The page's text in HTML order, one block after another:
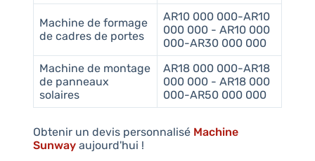
Machine de formage
de cadres de portes
AR10 000 000-AR10
000 000 - AR10 000
000-AR30 000 000
Machine de montage
de panneaux
solaires
AR18 000 000-AR18
000 000 - AR18 000
000-AR50 000 000
Obtenir un devis personnalisé Machine
Sunwayaujourd'hui !